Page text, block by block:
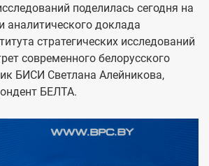
поделилась сегодня на
аналитического доклада
стратегических исследований
современного белорусского
БИСИ Светлана Алейникова,
БЕЛТА.